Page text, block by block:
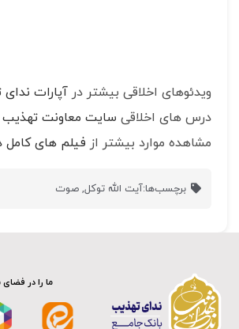
ویدئوهای اخلاقی بیشتر در آپارات
درس های اخلاقی سایت معاونت تهذیب
مشاهده موارد بیشتر از فیلم های کامل
برچسب‌ها:آیت الله توکل,صوت
ما را در فضای